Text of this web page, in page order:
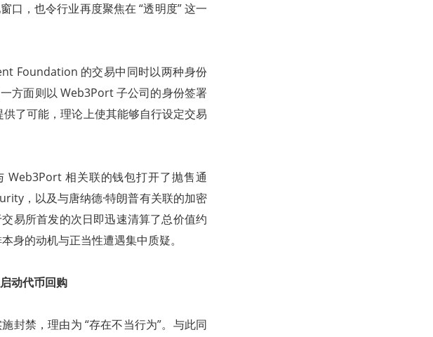
口，也令行业再度聚焦在 “透明度” 这一
Foundation 的交易中同时以两种身份
方面则以 Web3Port 子公司的身份签署
了可能，理论上使其能够自行设定交易
相关联的钱包打开了抛售通
，以及与唐纳德·特朗普有关联的加密
易所首发的次日即迅速清算了总价值约
身的动机与正当性遭遇集中质疑。
动代币回购
封禁，理由为 “存在不当行为”。与此同